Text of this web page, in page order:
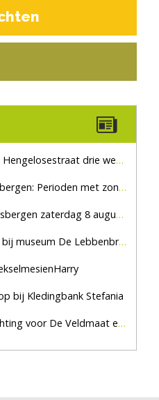
drie weken dicht voor doorgaand verkeer
Perioden met zon en droog
8 augustus, marktplein Haaksbergen
museum De Lebbenbrugge
bij Kledingbank Stefania
voor De Veldmaat en De Pas